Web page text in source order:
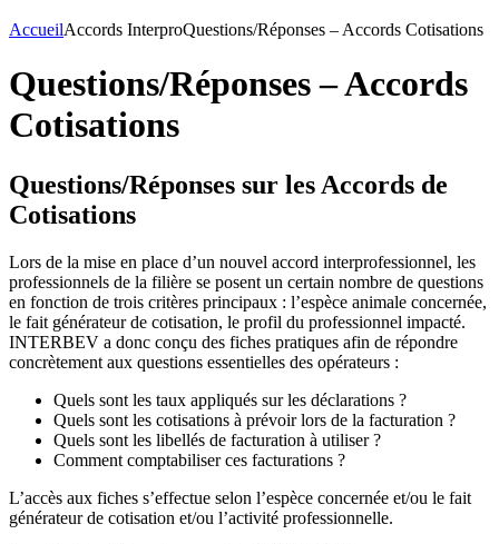
AccueilAccords InterproQuestions/Réponses – Accords Cotisations
Questions/Réponses – Accords
Cotisations
Questions/Réponses sur les Accords de
Cotisations
Lors de la mise en place d’un nouvel accord interprofessionnel, les
professionnels de la filière se posent un certain nombre de questions
en fonction de trois critères principaux : l’espèce animale concernée,
le fait générateur de cotisation, le profil du professionnel impacté.
INTERBEV a donc conçu des fiches pratiques afin de répondre
concrètement aux questions essentielles des opérateurs :
Quels sont les taux appliqués sur les déclarations ?
Quels sont les cotisations à prévoir lors de la facturation ?
Quels sont les libellés de facturation à utiliser ?
Comment comptabiliser ces facturations ?
L’accès aux fiches s’effectue selon l’espèce concernée et/ou le fait
générateur de cotisation et/ou l’activité professionnelle.